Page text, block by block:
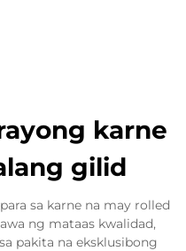
karne
gilid
sa karne na may rolled
ng mataas kwalidad,
pakita na eksklusibong